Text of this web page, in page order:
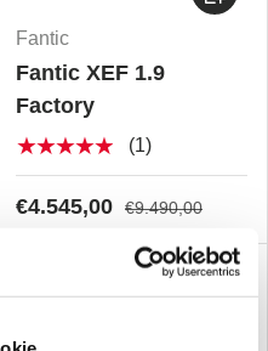
Fantic
Fantic XEF 1.9
Factory
★★★★★ (1)
€4.545,00 €9.490,00